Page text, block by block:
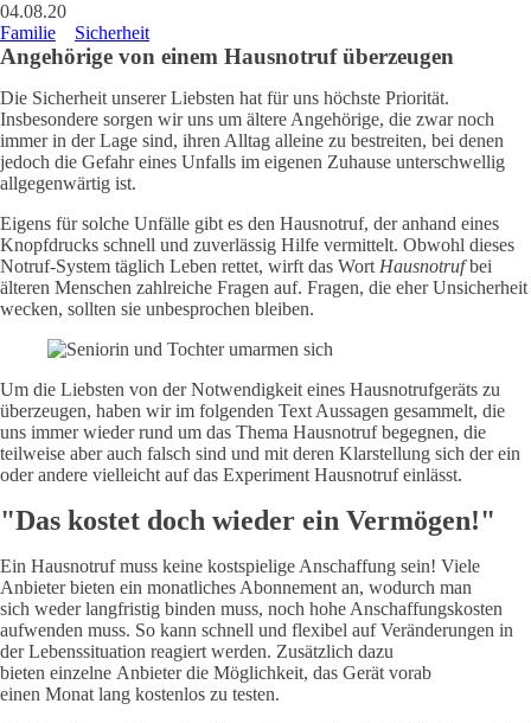
04.08.20
Familie
Sicherheit
Angehörige von einem Hausnotruf überzeugen
Die Sicherheit unserer Liebsten hat für uns höchste Priorität.
Insbesondere sorgen wir uns um ältere Angehörige, die zwar noch
immer in der Lage sind, ihren Alltag alleine zu bestreiten, bei denen
jedoch die Gefahr eines Unfalls im eigenen Zuhause unterschwellig
allgegenwärtig ist.
Eigens für solche Unfälle gibt es den Hausnotruf, der anhand eines
Knopfdrucks schnell und zuverlässig Hilfe vermittelt. Obwohl dieses
Notruf-System täglich Leben rettet, wirft das Wort Hausnotrufbei
älteren Menschen zahlreiche Fragen auf. Fragen, die eher Unsicherheit
wecken, sollten sie unbesprochen bleiben.
Um die Liebsten von der Notwendigkeit eines Hausnotrufgeräts zu
überzeugen, haben wir im folgenden Text Aussagen gesammelt, die
uns immer wieder rund um das Thema Hausnotruf begegnen, die
teilweise aber auch falsch sind und mit deren Klarstellung sich der ein
oder andere vielleicht auf das Experiment Hausnotruf einlässt.
"Das kostet doch wieder ein Vermögen!"
Ein Hausnotruf muss keine kostspielige Anschaffung sein! Viele
Anbieter bieten ein monatliches Abonnement an, wodurch man
sich weder langfristig binden muss, noch hohe Anschaffungskosten
aufwenden muss. So kann schnell und flexibel auf Veränderungen in
der Lebenssituation reagiert werden. Zusätzlich dazu
bieten einzelne Anbieter die Möglichkeit, das Gerät vorab
einen Monat lang kostenlos zu testen.